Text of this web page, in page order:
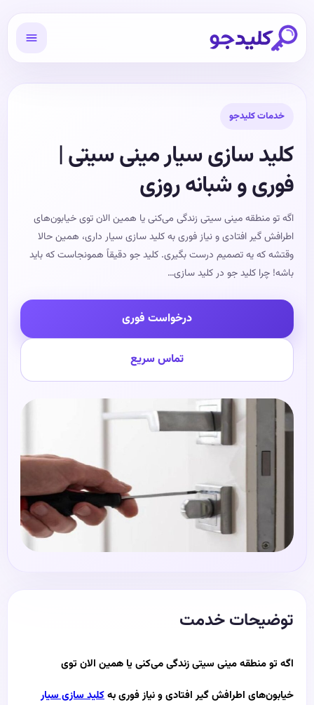
خدمات کلیدجو
کلید سازی سیار مینی سیتی |
فوری و شبانه روزی
اگه تو منطقه مینی سیتی زندگی می‌کنی یا همین الان توی خیابون‌های
اطرافش گیر افتادی و نیاز فوری به کلید سازی سیار داری، همین حالا
وقتشه که یه تصمیم درست بگیری. کلید جو دقیقاً همونجاست که باید
باشه! چرا کلید جو در کلید سازی…
درخواست فوری
تماس سریع
توضیحات خدمت
اگه تو منطقه مینی سیتی زندگی می‌کنی یا همین الان توی
خیابون‌های اطرافش گیر افتادی و نیاز فوری بهکلید سازی سیار